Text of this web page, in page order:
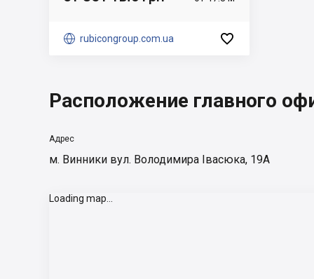
 rubicongroup.com.ua 
Расположение главного
Адрес
м. Винники вул. Володимира Івасюка, 19А
Loading map...